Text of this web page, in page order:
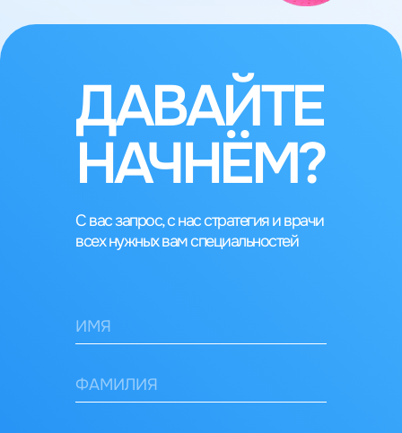
ДАВАЙТЕ
НАЧНЁМ?
С вас запрос, с нас стратегия и врачи
всех нужных вам специальностей